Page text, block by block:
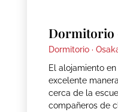
Dormitorio
Dormitorio ·
El alojamiento
excelente
cerca de la
compañeros de